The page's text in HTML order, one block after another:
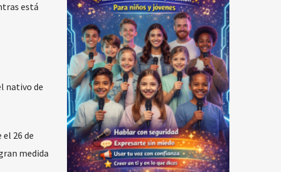
está
nativo de
el 26 de
medida